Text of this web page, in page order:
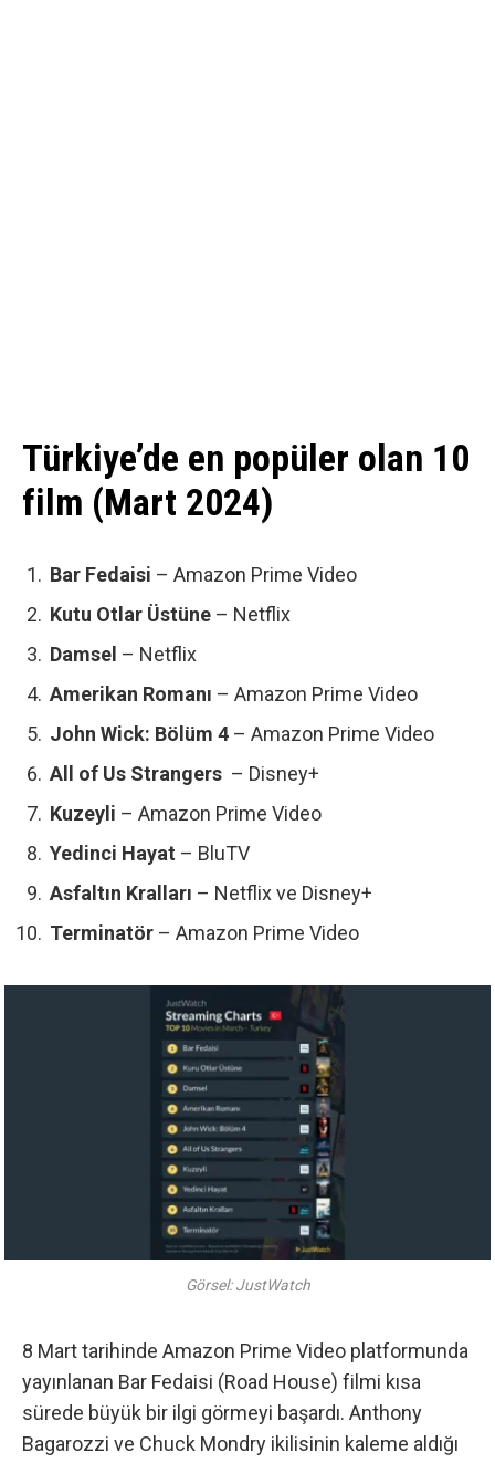
Türkiye’de en popüler olan 10
film (Mart 2024)
Bar Fedaisi – Amazon Prime Video
Kutu Otlar Üstüne – Netflix
Damsel – Netflix
Amerikan Romanı – Amazon Prime Video
John Wick: Bölüm 4 – Amazon Prime Video
All of Us Strangers – Disney+
Kuzeyli – Amazon Prime Video
Yedinci Hayat – BluTV
Asfaltın Kralları – Netflix ve Disney+
Terminatör – Amazon Prime Video
Görsel: JustWatch
8 Mart tarihinde Amazon Prime Video platformunda
yayınlanan Bar Fedaisi (Road House) filmi kısa
sürede büyük bir ilgi görmeyi başardı. Anthony
Bagarozzi ve Chuck Mondry ikilisinin kaleme aldığı